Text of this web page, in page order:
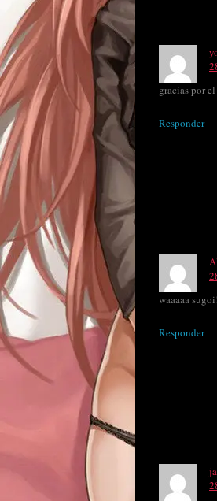
gracias por
Responder
waaaaa
Responder